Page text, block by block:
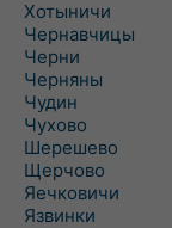
Хотыничи
Чернавчицы
Черни
Черняны
Чудин
Чухово
Шерешево
Щерчово
Яечковичи
Язвинки